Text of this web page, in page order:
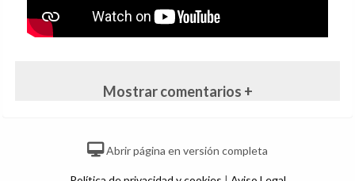
Mostrar comentarios +
Abrir página en versión completa